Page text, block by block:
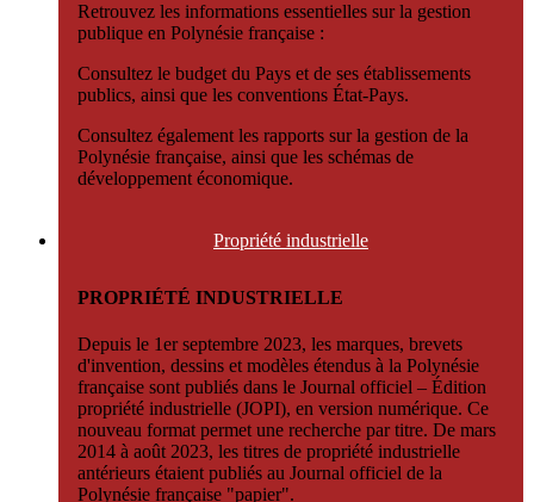
Retrouvez les informations essentielles sur la gestion
publique en Polynésie française :
Consultez le budget du Pays et de ses établissements
publics, ainsi que les conventions État-Pays.
Consultez également les rapports sur la gestion de la
Polynésie française, ainsi que les schémas de
développement économique.
Propriété industrielle
PROPRIÉTÉ INDUSTRIELLE
Depuis le 1er septembre 2023, les marques, brevets
d'invention, dessins et modèles étendus à la Polynésie
française sont publiés dans le Journal officiel – Édition
propriété industrielle (JOPI), en version numérique. Ce
nouveau format permet une recherche par titre. De mars
2014 à août 2023, les titres de propriété industrielle
antérieurs étaient publiés au Journal officiel de la
Polynésie française "papier".